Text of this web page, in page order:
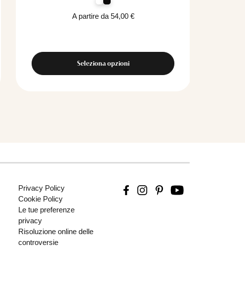
A partire da 54,00 €
Seleziona opzioni
Privacy Policy
Cookie Policy
Le tue preferenze
privacy
Risoluzione online delle
controversie